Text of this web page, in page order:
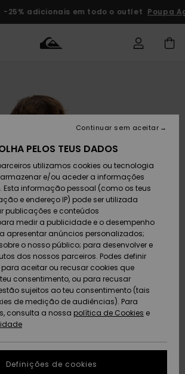
-25% adicionais em todo o outlet Poupa
Calçado e
chinelos
Surfe/água
Snow
Artigos
recém-
chegados
Coleções
Calçado e
chinelos
Surfe/água
Neve
Artigos
recém-
chegados
Highlights
chegados
Highlights
Snow
Homem
Crianças
Highlights
Community
Neve
Homem
Artigos
Criança
Snow Shop
Feminino
Highlights
Community
Homem
Criança
Outlet
Mulher
Devoluções
Pagamento
Cartão
presente
Quiksilver
Freedom
Protecção de
dados
Guia de
tamanhos
PELOS TEUS DADOS
utilizamos cookies ou tecnologia
e/ou aceder a informações
Esta informação pessoal (como os teus
e endereço IP) pode ser utilizada
publicações e conteúdos
medir a publicidade e o desempenho
apresentar anúncios personalizados;
o nosso público; para desenvolver e
dos nossos parceiros. Podes definir
aceitar ou recusar cookies que
consentimento, ou para recusar
sujeitos ao teu consentimento (tais
de medição de audiências). Para
consulta a nossa política de Cookies e
Definições de cookies
Continuar sem aceitar